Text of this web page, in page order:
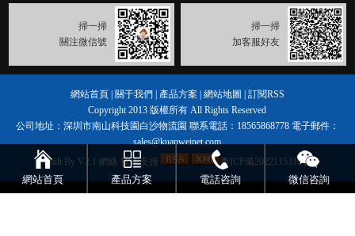
掃一掃
關注微信號
掃一掃
加客服好友
網站首頁| 關于我們| 產品方案 | 網站地圖 | 訂閱RSS
Copyright 2013 版權所有 All Rights Reserved
公司地址：深圳市南山科技園白沙物流園 聯系電話：18565868778 電子郵件：
sales@kuanweinet.com
Built By V2.1 網絡 技術支持 粵ICP備2022115319號
網站首頁 產品方案 電話咨詢 微信咨詢